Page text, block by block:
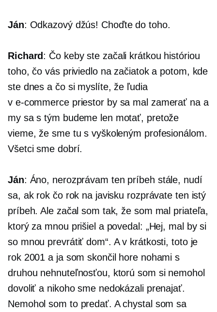
Ján: Odkazový džús! Choďte do toho.
Richard: Čo keby ste začali krátkou históriou
toho, čo vás priviedlo na začiatok a potom, kde
ste dnes a čo si myslíte, že ľudia
v e-commercepriestor by sa mal zamerať na a
my sa s tým budeme len motať, pretože
vieme, že sme tu s vyškoleným profesionálom.
Všetci sme dobrí.
Ján: Áno, nerozprávam ten príbeh stále, nudí
sa, ak rok čo rok na javisku rozprávate ten istý
príbeh. Ale začal som tak, že som mal priateľa,
ktorý za mnou prišiel a povedal: „Hej, mal by si
so mnou prevrátiť dom“. A v krátkosti, toto je
rok 2001 a ja som skončil hore nohami s
druhou nehnuteľnosťou, ktorú som si nemohol
dovoliť a nikoho sme nedokázali prenajať.
Nemohol som to predať. A chystal som sa